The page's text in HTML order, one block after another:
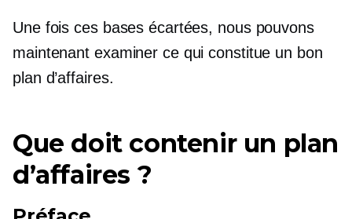
Une fois ces bases écartées, nous pouvons
maintenant examiner ce qui constitue un bon
plan d’affaires.
Que doit contenir un plan
d’affaires ?